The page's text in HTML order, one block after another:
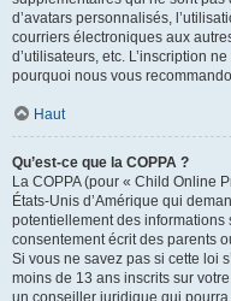
d’avatars personnalisés,
courriers électroniques aux
d’utilisateurs, etc. L’inscription
pourquoi nous vous
Haut
Qu’est-ce que la COPPA ?
La COPPA (pour « Child Online
États-Unis d’Amérique qui
potentiellement des
consentement écrit des parents
Si vous ne savez pas si cette loi
moins de 13 ans inscrits sur
un conseiller juridique qui